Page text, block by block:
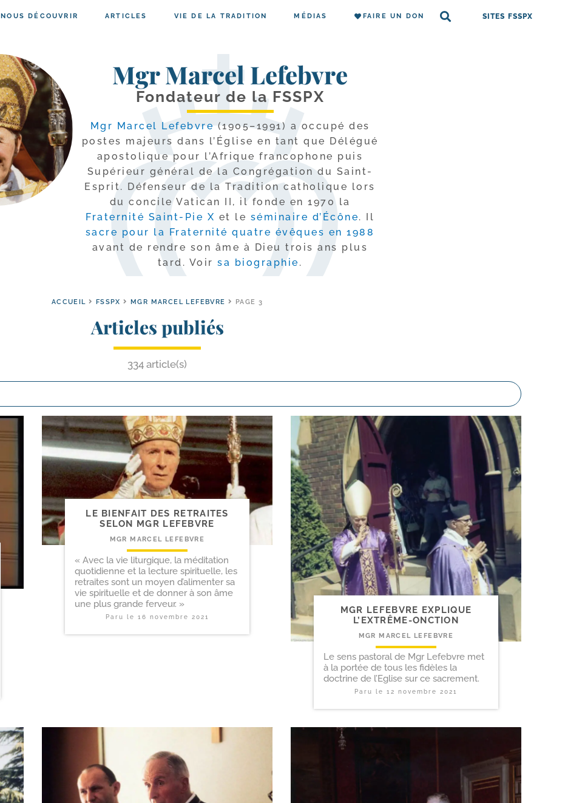
NOUS DÉCOUVRIR ARTICLES VIE DE LA TRADITION MÉDIAS FAIRE UN DON SITES FSSPX
Mgr Marcel Lefebvre
Fondateur de la FSSPX
Mgr Marcel Lefebvre(1905–1991) a occu­pé des
postes majeurs dans l’Église en tant que Délégué
apos­to­lique pour l’Afrique fran­co­phone puis
Supérieur géné­ral de la Congrégation du Saint-​
Esprit. Défenseur de la Tradition catho­lique lors
du concile Vatican II, il fonde en 1970 la
Fraternité Saint-​Pie X et le sémi­naire d’Écône. Il
sacre pour la Fraternité quatre évêques en 1988
avant de rendre son âme à Dieu trois ans plus
tard. Voirsa bio­gra­phie .
ACCUEIL FSSPX MGR MARCEL LEFEBVRE PAGE 3
Articles publiés
334 article(s)
LE BIENFAIT DES RETRAITES
SELON MGR LEFEBVRE
MGR MARCEL LEFEBVRE
« Avec la vie liturgique, la méditation
quotidienne et la lecture spirituelle, les
retraites sont un moyen d’alimenter sa
vie spirituelle et de donner à son âme
une plus grande ferveur. »
Paru le 16 novembre 2021
MGR LEFEBVRE EXPLIQUE
L’EXTRÊME-ONCTION
MGR MARCEL LEFEBVRE
Le sens pastoral de Mgr Lefebvre met
à la portée de tous les fidèles la
doctrine de l’Eglise sur ce sacrement.
Paru le 12 novembre 2021